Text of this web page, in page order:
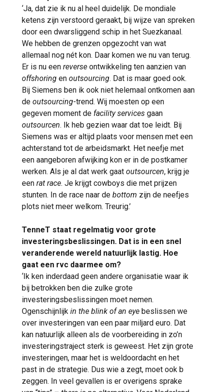
‘Ja, dat zie ik nu al heel duidelijk. De mondiale
ketens zijn verstoord geraakt, bij wijze van spreken
door een dwarsliggend schip in het Suezkanaal.
We hebben de grenzen opgezocht van wat
allemaal nog nét kon. Daar komen we nu van terug.
Er is nu een reverse ontwikkeling ten aanzien van
offshoring en outsourcing. Dat is maar goed ook.
Bij Siemens ben ik ook niet helemaal ontkomen aan
de outsourcing-trend. Wij moesten op een
gegeven moment de facility services gaan
outsourcen. Ik heb gezien waar dat toe leidt. Bij
Siemens was er altijd plaats voor mensen met een
achterstand tot de arbeidsmarkt. Het neefje met
een aangeboren afwijking kon er in de postkamer
werken. Als je al dat werk gaat outsourcen, krijg je
een rat race. Je krijgt cowboys die met prijzen
stunten. In de race naar de bottom zijn de neefjes
plots niet meer welkom. Treurig.’
TenneT staat regelmatig voor grote
investeringsbeslissingen. Dat is in een snel
veranderende wereld natuurlijk lastig. Hoe
gaat een rvc daarmee om?
‘Ik ken inderdaad geen andere organisatie waar ik
bij betrokken ben die zulke grote
investeringsbeslissingen moet nemen.
Ogenschijnlijk in the blink of an eye beslissen we
over investeringen van een paar miljard euro. Dat
kan natuurlijk alleen als de voorbereiding in zo’n
investeringstraject sterk is geweest. Het zijn grote
investeringen, maar het is weldoordacht en het
past in de strategie. Dus wie a zegt, moet ook b
zeggen. In veel gevallen is er overigens sprake